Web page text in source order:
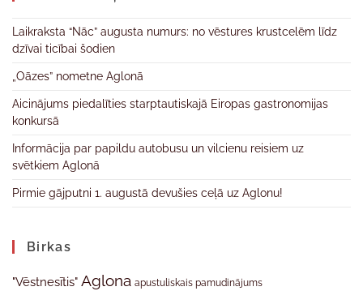
Laikraksta “Nāc” augusta numurs: no vēstures krustcelēm līdz
dzīvai ticībai šodien
„Oāzes” nometne Aglonā
Aicinājums piedalīties starptautiskajā Eiropas gastronomijas
konkursā
Informācija par papildu autobusu un vilcienu reisiem uz
svētkiem Aglonā
Pirmie gājputni 1. augustā devušies ceļā uz Aglonu!
Birkas
"Vēstnesītis" Aglona apustuliskais pamudinājums